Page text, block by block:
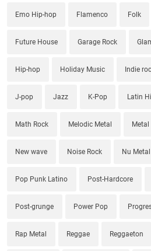
Emo Hip-hop Flamenco Folk
Future House Garage Rock
Hip-hop Holiday Music Indie
J-pop Jazz K-Pop Latin
Math Rock Melodic Metal Metal
New wave Noise Rock Nu Metal
Pop Punk Latino Post-Hardcore
Post-grunge Power Pop
Rap Metal Reggae Reggaeton